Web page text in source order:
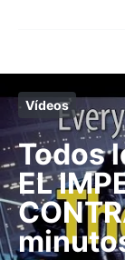
Vídeos
Todos
EL